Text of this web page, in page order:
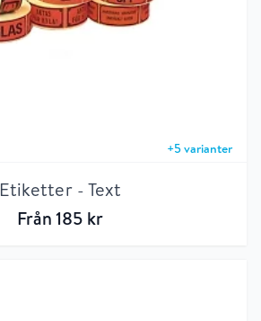
+5varianter
Etiketter - Text
Från185 kr